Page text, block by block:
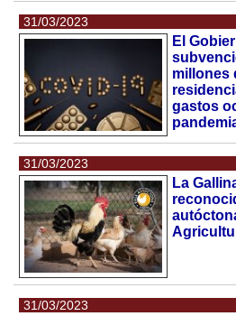
31/03/2023
El
millones
gastos
31/03/2023
La
31/03/2023